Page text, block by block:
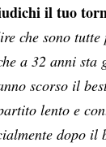
il tuo
che sono
a 32 anni
scorso il
lento e
dopo il